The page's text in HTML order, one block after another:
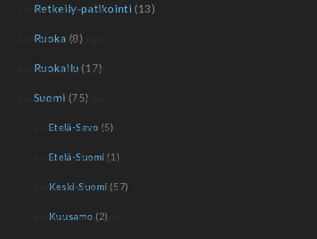
Retkeily-patikointi (13)
Ruoka (8)
Ruokailu (17)
Suomi (75)
Etelä-Savo (5)
Etelä-Suomi (1)
Keski-Suomi (57)
Kuusamo (2)